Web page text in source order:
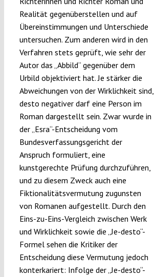
Realität gegenüberstellen und auf
Übereinstimmungen und Unterschiede
untersuchen. Zum anderen wird in den
Verfahren stets geprüft, wie sehr der
Autor das „Abbild“ gegenüber dem
Urbild objektiviert hat. Je stärker die
Abweichungen von der Wirklichkeit sind,
desto negativer darf eine Person im
Roman dargestellt sein. Zwar wurde in
der „Esra“-Entscheidung vom
Bundesverfassungsgericht der
Anspruch formuliert, eine
kunstgerechte Prüfung durchzuführen,
und zu diesem Zweck auch eine
Fiktionalitätsvermutung zugunsten
von Romanen aufgestellt. Durch den
Eins-zu-Eins-Vergleich zwischen Werk
und Wirklichkeit sowie die „Je-desto“-
Formel sehen die Kritiker der
Entscheidung diese Vermutung jedoch
konterkariert: Infolge der „Je-desto“-